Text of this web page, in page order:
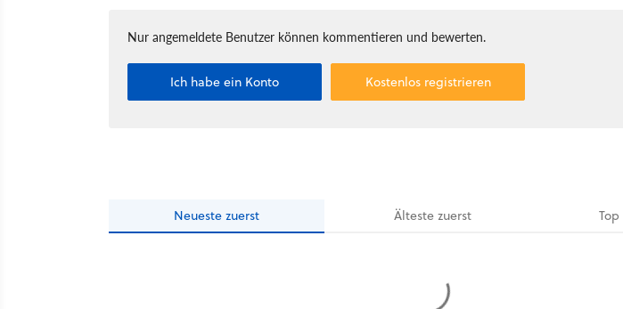
Nur angemeldete Benutzer können kommentieren und bewerten.
Ich habe ein Konto Kostenlos registrieren
Neueste zuerst Ältestezuerst Top